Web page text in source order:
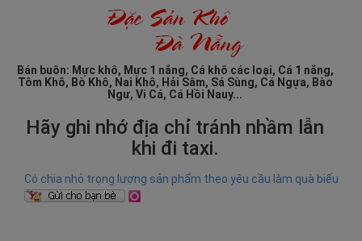
Bán buôn: Mực khô, Mực 1 nắng, Cá khô các loại, Cá 1 nắng,
Tôm Khô, Bò Khô, Nai Khô, Hải Sâm, Sá Sùng, Cá Ngựa, Bào
Ngư, Vi Cá, Cá Hồi Nauy...
Hãy ghi nhớ địa chỉ tránh nhầm lẫn
khi đi taxi.
Có chia nhỏ trọng lượng sản phẩm theo yêu cầu làm quà biếu